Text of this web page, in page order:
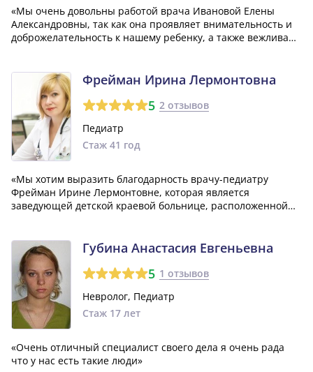
«Мы очень довольны работой врача Ивановой Елены
Александровны, так как она проявляет внимательность и
доброжелательность к нашему ребенку, а также вежлива
Фрейман Ирина Лермонтовна
5 2 отзывов
Педиатр
Стаж 41 год
«Мы хотим выразить благодарность врачу-педиатру
Фрейман Ирине Лермонтовне, которая является
заведующей детской краевой больнице, расположенной
Губина Анастасия Евгеньевна
5 1 отзывов
Невролог, Педиатр
Стаж 17 лет
«Очень отличный специалист своего дела я очень рада
что у нас есть такие люди»